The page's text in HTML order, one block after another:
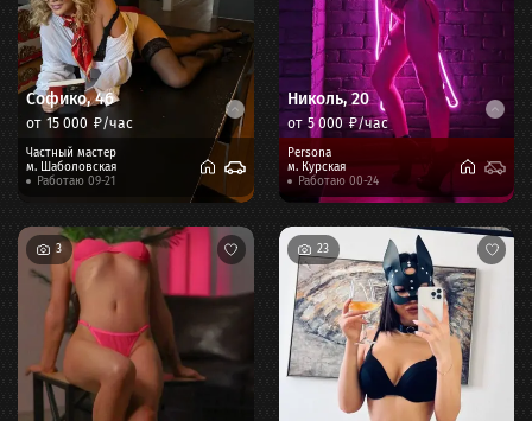
Софико,46
от 15 000 ₽/час
Частный мастер
м. Шаболовская
Работаю 09-21
Николь,20
от 5 000₽/час
Persona
м. Курская
Работаю 00-24
3 23